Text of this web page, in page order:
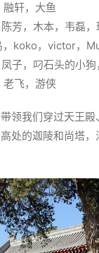
轩，大鱼
芳，木本，韦磊，
，koko，victor，
子，叼石头的小
飞，游侠
领我们穿过天王
处的迦陵和尚塔，